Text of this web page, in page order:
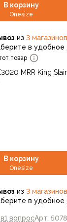
В корзину
Onesize
1 вопросАрт:
из 3 магазинов
в удобное
товар
MRR King
В корзину
Onesize
из 3 магазинов
в удобное